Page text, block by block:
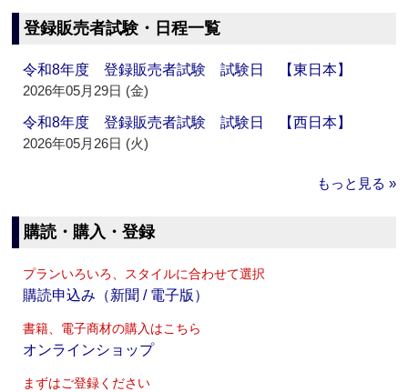
登録販売者試験・日程一覧
令和8年度 登録販売者試験 試験日 【東日本】
2026年05月29日 (金)
令和8年度 登録販売者試験 試験日 【西日本】
2026年05月26日 (火)
もっと見る »
購読・購入・登録
プランいろいろ、スタイルに合わせて選択
購読申込み（新聞 / 電子版）
書籍、電子商材の購入はこちら
オンラインショップ
まずはご登録ください